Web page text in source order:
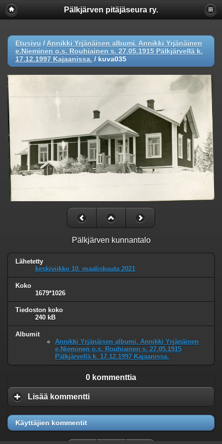
Pälkjärven pitäjäseura ry.
Etusivu / Annikki Yrjänäisen albumi. Annikki Yrjänäinen
e.Nieminen o.s. Rouhiainen s. 27.05.1915 Pälkjärvellä k.
17.12.1997 Kajaanissa. / kuva035
Pälkjärven kunnantalo
Lähetetty
keskiviikko 10. maaliskuuta 2021
Koko
1679*1026
Tiedoston koko
240 kB
Albumit
Annikki Yrjänäisen albumi. Annikki Yrjänäinen
e.Nieminen o.s. Rouhiainen s. 27.05.1915
Pälkjärvellä k. 17.12.1997 Kajaanissa.
0 kommenttia
Lisää kommentti
Käyttäjien kommentit